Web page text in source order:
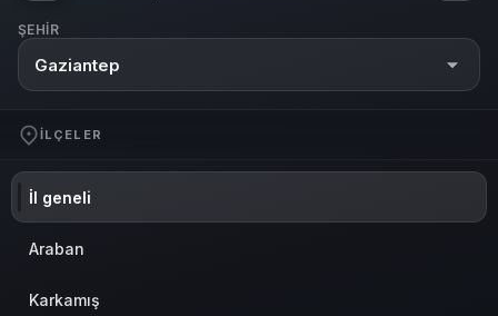
ŞEHIR
Gaziantep
İLÇELER
İl geneli
Araban
Karkamış